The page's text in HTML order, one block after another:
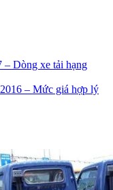
Dòng xe tải hạng
– Mức giá hợp lý